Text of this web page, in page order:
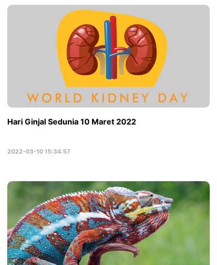
Hari Ginjal Sedunia 10 Maret 2022
2022-03-10 15:34:57